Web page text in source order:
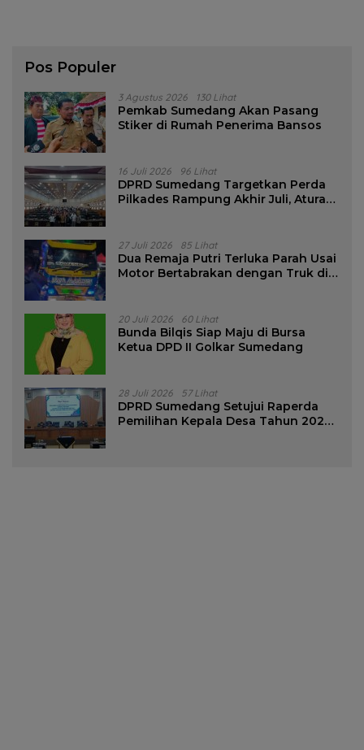
Pos Populer
3 Agustus 2026 130 Lihat
Pemkab Sumedang Akan Pasang
Stiker di Rumah Penerima Bansos
16 Juli 2026 96 Lihat
DPRD Sumedang Targetkan Perda
Pilkades Rampung Akhir Juli, Aturan
27 Juli 2026 85 Lihat
Dua Remaja Putri Terluka Parah Usai
Motor Bertabrakan dengan Truk di
20 Juli 2026 60 Lihat
Bunda Bilqis Siap Maju di Bursa
Ketua DPD II Golkar Sumedang
28 Juli 2026 57 Lihat
DPRD Sumedang Setujui Raperda
Pemilihan Kepala Desa Tahun 2026